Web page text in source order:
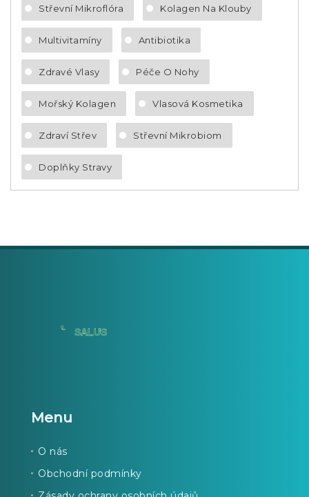
Střevní Mikroflóra Kolagen Na Klouby
Multivitamíny Antibiotika
Zdravé Vlasy Péče O Nohy
Mořský Kolagen Vlasová Kosmetika
Zdraví Střev Střevní Mikrobiom
Doplňky Stravy
Menu
O nás
Obchodní podmínky